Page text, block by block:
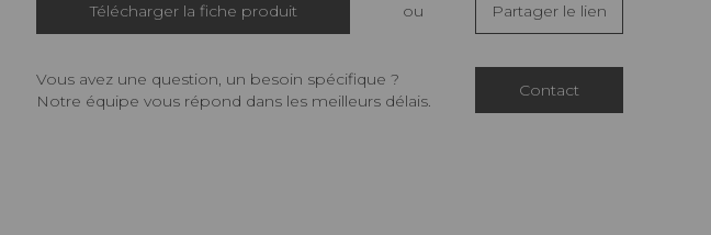
Télécharger la fiche produit ou Partager le lien
Vous avez une question, un besoin spécifique ?
Notre équipe vous répond dans les meilleurs délais.
Contact